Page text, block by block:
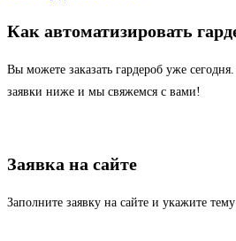
Как автоматизировать
Вы можете заказать гардероб уже
заявки ниже и мы свяжемся с вами!
Заявка на сайте
Заполните заявку на сайте и укажите